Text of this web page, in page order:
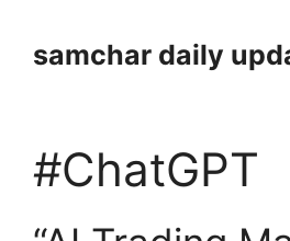
contentsamchar daily
#ChatGPT